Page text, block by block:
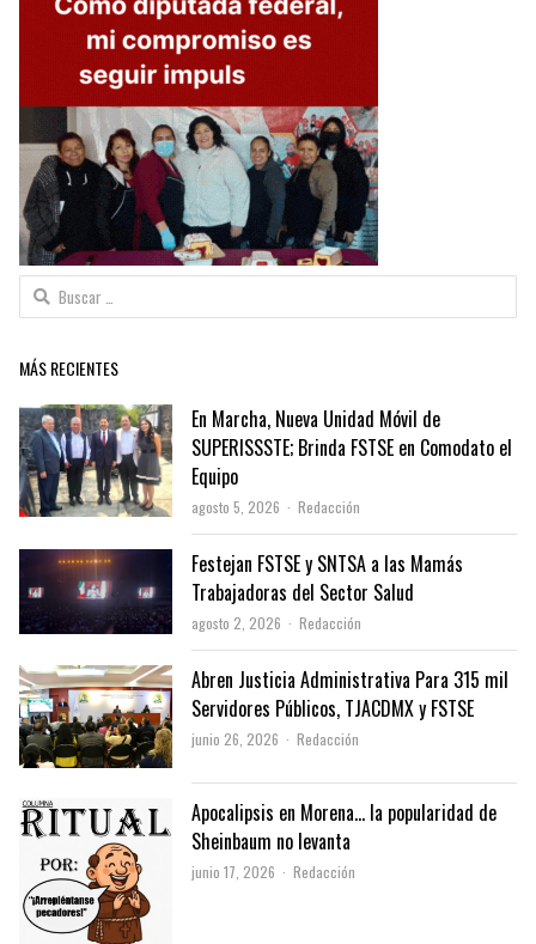
Buscar:
MÁS RECIENTES
En Marcha, Nueva Unidad Móvil de
SUPERISSSTE; Brinda FSTSE en Comodato el
Equipo
agosto 5, 2026 Author
Redacción
Festejan FSTSE y SNTSA a las Mamás
Trabajadoras del Sector Salud
agosto 2, 2026 Author
Redacción
Abren Justicia Administrativa Para 315 mil
Servidores Públicos, TJACDMX y FSTSE
junio 26, 2026 Author
Redacción
Apocalipsis en Morena… la popularidad de
Sheinbaum no levanta
junio 17, 2026 Author
Redacción